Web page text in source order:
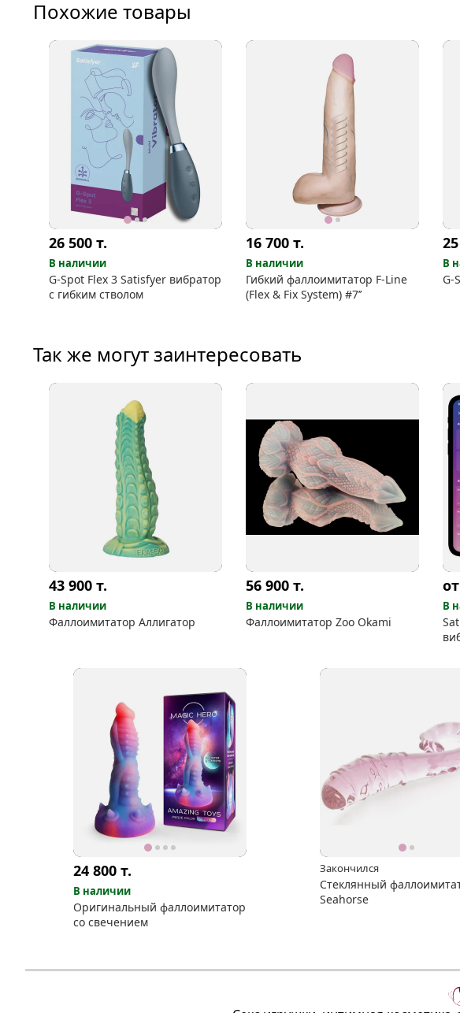
Похожие товары
26 500 т.
В наличии
G-Spot Flex 3 Satisfyer вибратор
с гибким стволом
16 700 т.
В наличии
Гибкий фаллоимитатор F-Line
(Flex & Fix System) #7’’
В
G-
Так же могут заинтересовать
43 900 т.
В наличии
Фаллоимитатор Аллигатор
56 900 т.
В наличии
Фаллоимитатор Zoo Okami
В
24 800т.
В наличии
Оригинальный фаллоимитатор
со свечением
Закончился
Стеклянный
Seahorse